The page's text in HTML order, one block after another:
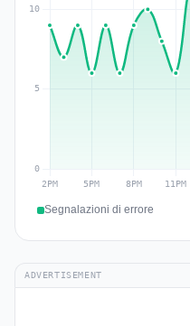
Segnalazioni di errore
ADVERTISEMENT